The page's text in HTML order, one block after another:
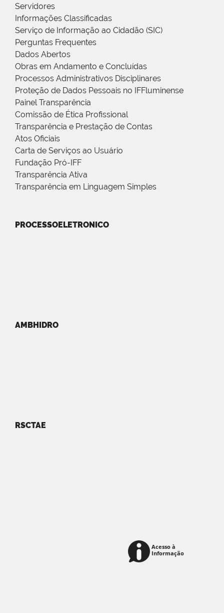
Servidores
Informações Classificadas
Serviço de Informação ao Cidadão (SIC)
Perguntas Frequentes
Dados Abertos
Obras em Andamento e Concluídas
Processos Administrativos Disciplinares
Proteção de Dados Pessoais no IFFluminense
Painel Transparência
Comissão de Ética Profissional
Transparência e Prestação de Contas
Atos Oficiais
Carta de Serviços ao Usuário
Fundação Pró-IFF
Transparência Ativa
Transparência em Linguagem Simples
PROCESSOELETRONICO
AMBHIDRO
RSCTAE